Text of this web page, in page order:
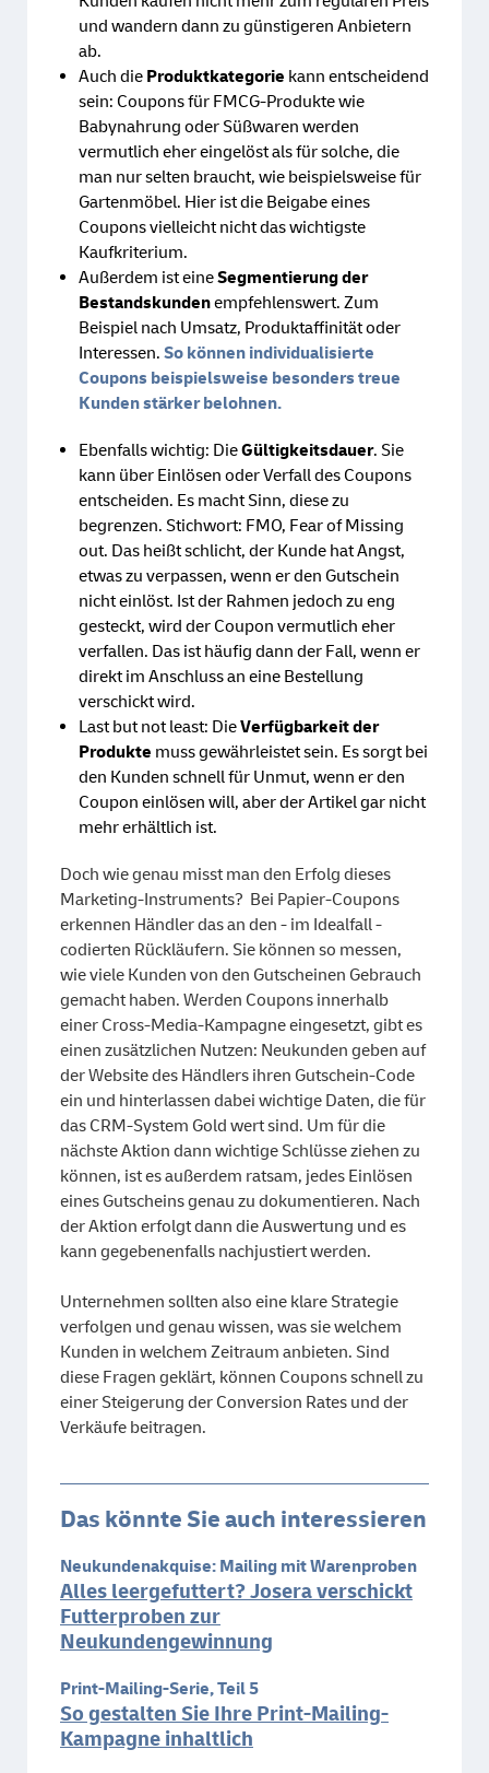
und wandern dann zu günstigeren Anbietern
ab.
Auch die Produktkategorie kann entscheidend
sein: Coupons für FMCG-Produkte wie
Babynahrung oder Süßwaren werden
vermutlich eher eingelöst als für solche, die
man nur selten braucht, wie beispielsweise für
Gartenmöbel. Hier ist die Beigabe eines
Coupons vielleicht nicht das wichtigste
Kaufkriterium.
Außerdem ist eineSegmentierung der
Bestandskundenempfehlenswert. Zum
Beispiel nach Umsatz, Produktaffinität oder
Interessen. So können individualisierte
Coupons beispielsweise besonders treue
Kunden stärker belohnen.
Ebenfalls wichtig: DieGültigkeitsdauer. Sie
kann über Einlösen oder Verfall des Coupons
entscheiden. Es macht Sinn, diese zu
begrenzen. Stichwort: FMO, Fear of Missing
out. Das heißt schlicht, der Kunde hat Angst,
etwas zu verpassen, wenn er den Gutschein
nicht einlöst. Ist der Rahmen jedoch zu eng
gesteckt, wird der Coupon vermutlich eher
verfallen. Das ist häufig dann der Fall, wenn er
direkt im Anschluss an eine Bestellung
verschickt wird.
Last but not least: DieVerfügbarkeit der
Produkte muss gewährleistet sein. Es sorgt bei
den Kunden schnell für Unmut, wenn er den
Coupon einlösen will, aber der Artikel gar nicht
mehr erhältlich ist.
Doch wie genau misst man den Erfolg dieses
Marketing-Instruments? Bei Papier-Coupons
erkennen Händler das an den - im Idealfall -
codierten Rückläufern. Sie können so messen,
wie viele Kunden von den Gutscheinen Gebrauch
gemacht haben. Werden Coupons innerhalb
einer Cross-Media-Kampagne eingesetzt, gibt es
einen zusätzlichen Nutzen: Neukunden geben auf
der Website des Händlers ihren Gutschein-Code
ein und hinterlassen dabei wichtige Daten, die für
das CRM-System Gold wert sind. Um für die
nächste Aktion dann wichtige Schlüsse ziehen zu
können, ist es außerdem ratsam, jedes Einlösen
eines Gutscheins genau zu dokumentieren. Nach
der Aktion erfolgt dann die Auswertung und es
kann gegebenenfalls nachjustiert werden.
Unternehmen sollten also eine klare Strategie
verfolgen und genau wissen, was sie welchem
Kunden in welchem Zeitraum anbieten. Sind
diese Fragen geklärt, können Coupons schnell zu
einer Steigerung der Conversion Rates und der
Verkäufe beitragen.
Das könnte Sie auch interessieren
Neukundenakquise: Mailing mit Warenproben
Alles leergefuttert? Josera verschickt
Futterproben zur
Neukundengewinnung
Print-Mailing-Serie, Teil 5
So gestalten Sie Ihre Print-Mailing-
Kampagne inhaltlich